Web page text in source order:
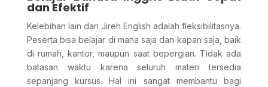
dan Efektif
Kelebihan lain dari Jireh English adalah fleksibilitasnya.
Peserta bisa belajar di mana saja dan kapan saja, baik
di rumah, kantor, maupun saat bepergian. Tidak ada
batasan waktu karena seluruh materi tersedia
sepanjang kursus. Hal ini sangat membantu bagi